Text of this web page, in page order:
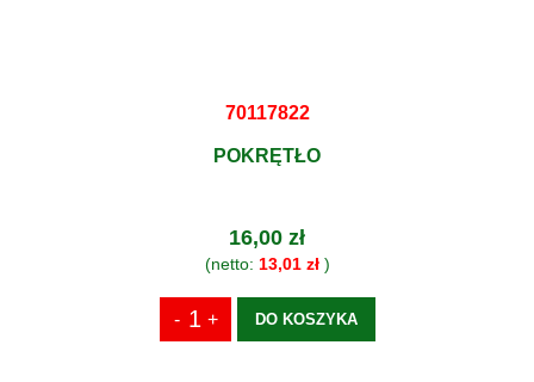
70117822
POKRĘTŁO
16,00 zł
(netto: 13,01 zł)
DO KOSZYKA